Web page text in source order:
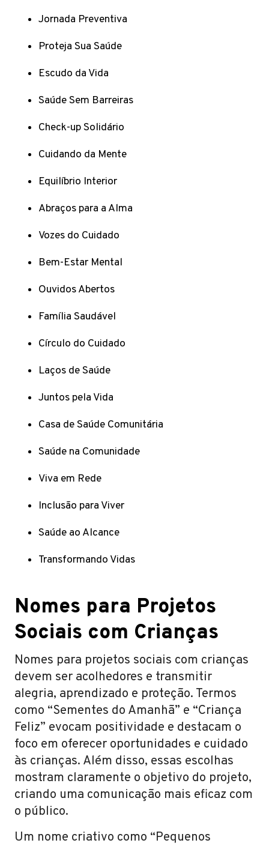
Jornada Preventiva
Proteja Sua Saúde
Escudo da Vida
Saúde Sem Barreiras
Check-up Solidário
Cuidando da Mente
Equilíbrio Interior
Abraços para a Alma
Vozes do Cuidado
Bem-Estar Mental
Ouvidos Abertos
Família Saudável
Círculo do Cuidado
Laços de Saúde
Juntos pela Vida
Casa de Saúde Comunitária
Saúde na Comunidade
Viva em Rede
Inclusão para Viver
Saúde ao Alcance
Transformando Vidas
Nomes para Projetos
Sociais com Crianças
Nomes para projetos sociais com crianças
devem ser acolhedores e transmitir
alegria, aprendizado e proteção. Termos
como “Sementes do Amanhã” e “Criança
Feliz” evocam positividade e destacam o
foco em oferecer oportunidades e cuidado
às crianças. Além disso, essas escolhas
mostram claramente o objetivo do projeto,
criando uma comunicação mais eficaz com
o público.
Um nome criativo como “Pequenos